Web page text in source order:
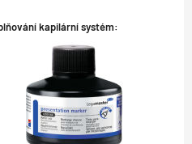
kapilární systém: